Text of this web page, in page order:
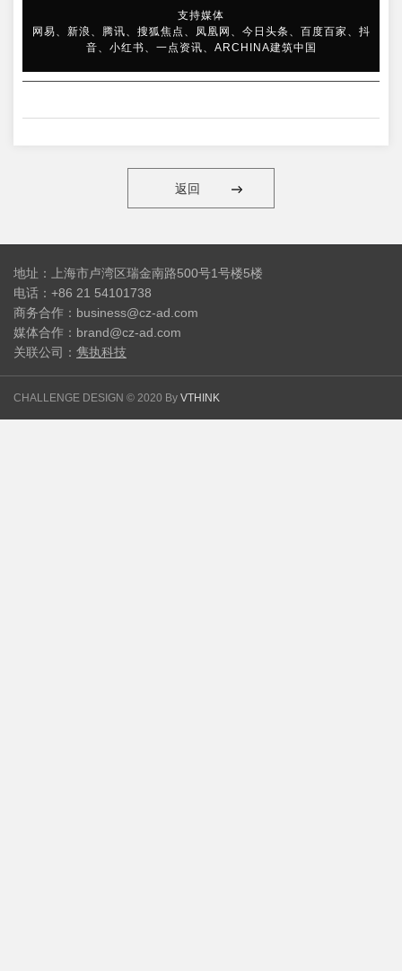
支持媒体
网易、新浪、腾讯、搜狐焦点、凤凰网、今日头条、百度百家、抖
音、小红书、一点资讯、ARCHINA建筑中国
返回
地址：上海市卢湾区瑞金南路500号1号楼5楼
电话：+86 21 54101738
商务合作：business@cz-ad.com
媒体合作：brand@cz-ad.com
关联公司： 隽执科技
CHALLENGE DESIGN © 2020 By VTHINK